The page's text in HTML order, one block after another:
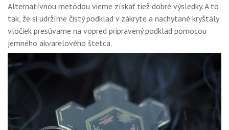
Alternatívnou metódou vieme získať tiež dobré výsledky. A to
tak, že si udržíme čistý podklad v zákryte a nachytané kryštály
vločiek presúvame na vopred pripravený podklad pomocou
jemného akvarelového štetca.